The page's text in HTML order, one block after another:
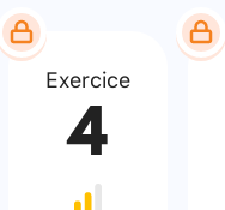
Exercice
4